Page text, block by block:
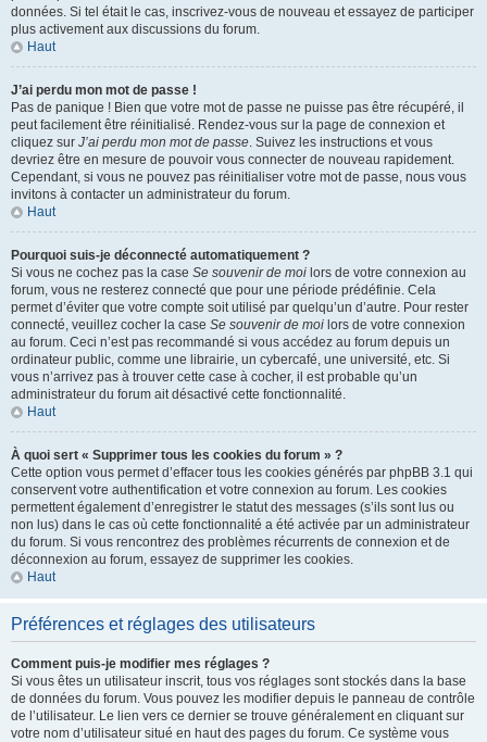
données. Si tel était le cas, inscrivez-vous de nouveau et essayez de participer
plus activement aux discussions du forum.
Haut
J’ai perdu mon mot de passe !
Pas de panique ! Bien que votre mot de passe ne puisse pas être récupéré, il
peut facilement être réinitialisé. Rendez-vous sur la page de connexion et
cliquez sur J’ai perdu mon mot de passe. Suivez les instructions et vous
devriez être en mesure de pouvoir vous connecter de nouveau rapidement.
Cependant, si vous ne pouvez pas réinitialiser votre mot de passe, nous vous
invitons à contacter un administrateur du forum.
Haut
Pourquoi suis-je déconnecté automatiquement ?
Si vous ne cochez pas la case Se souvenir de moi lors de votre connexion au
forum, vous ne resterez connecté que pour une période prédéfinie. Cela
permet d’éviter que votre compte soit utilisé par quelqu’un d’autre. Pour rester
connecté, veuillez cocher la case Se souvenir de moi lors de votre connexion
au forum. Ceci n’est pas recommandé si vous accédez au forum depuis un
ordinateur public, comme une librairie, un cybercafé, une université, etc. Si
vous n’arrivez pas à trouver cette case à cocher, il est probable qu’un
administrateur du forum ait désactivé cette fonctionnalité.
Haut
À quoi sert « Supprimer tous les cookies du forum » ?
Cette option vous permet d’effacer tous les cookies générés par phpBB 3.1 qui
conservent votre authentification et votre connexion au forum. Les cookies
permettent également d’enregistrer le statut des messages (s’ils sont lus ou
non lus) dans le cas où cette fonctionnalité a été activée par un administrateur
du forum. Si vous rencontrez des problèmes récurrents de connexion et de
déconnexion au forum, essayez de supprimer les cookies.
Haut
Préférences et réglages des utilisateurs
Comment puis-je modifier mes réglages ?
Si vous êtes un utilisateur inscrit, tous vos réglages sont stockés dans la base
de données du forum. Vous pouvez les modifier depuis le panneau de contrôle
de l’utilisateur. Le lien vers ce dernier se trouve généralement en cliquant sur
votre nom d’utilisateur situé en haut des pages du forum. Ce système vous